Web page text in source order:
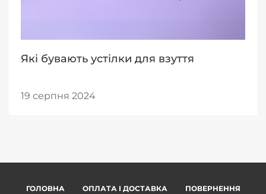
Які бувають устілки для взуття
19 серпня 2024
ГОЛОВНА ОПЛАТА І ДОСТАВКА ПОВЕРНЕННЯ